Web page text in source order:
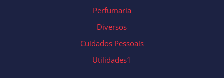
Perfumaria
Diversos
Cuidados Pessoais
Utilidades1